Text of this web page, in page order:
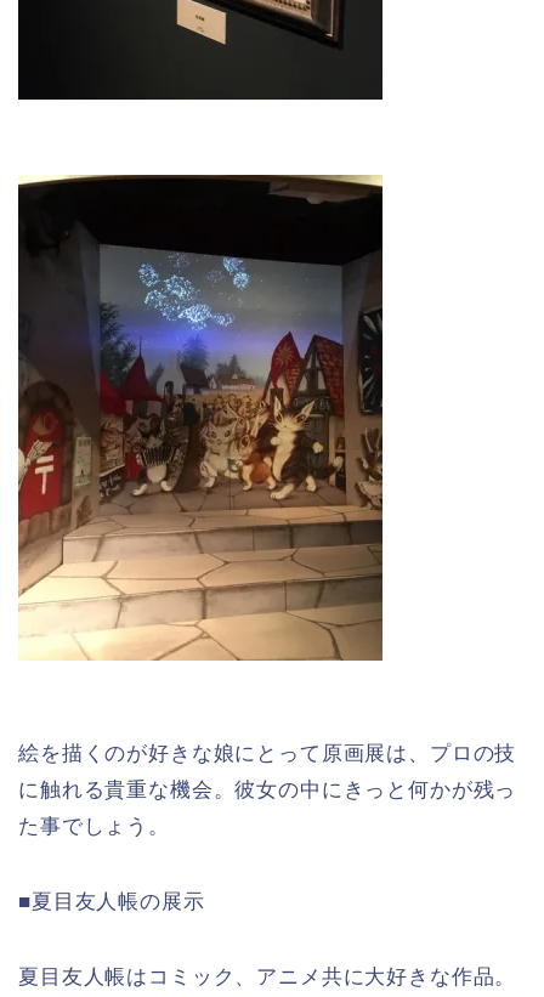
絵を描くのが好きな娘にとって原画展は、プロの技
に触れる貴重な機会。彼女の中にきっと何かが残っ
た事でしょう。
■夏目友人帳の展示
夏目友人帳はコミック、アニメ共に大好きな作品。